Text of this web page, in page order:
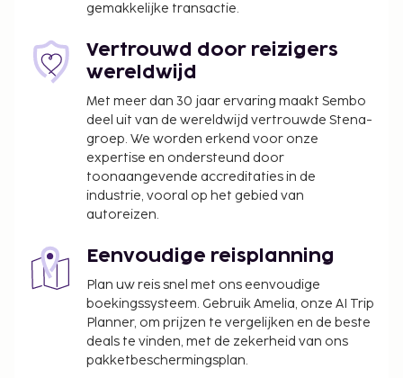
gemakkelijke transactie.
Vertrouwd door reizigers
wereldwijd
Met meer dan 30 jaar ervaring maakt Sembo
deel uit van de wereldwijd vertrouwde Stena-
groep. We worden erkend voor onze
expertise en ondersteund door
toonaangevende accreditaties in de
industrie, vooral op het gebied van
autoreizen.
Eenvoudige reisplanning
Plan uw reis snel met ons eenvoudige
boekingssysteem. Gebruik Amelia, onze AI Trip
Planner, om prijzen te vergelijken en de beste
deals te vinden, met de zekerheid van ons
pakketbeschermingsplan.